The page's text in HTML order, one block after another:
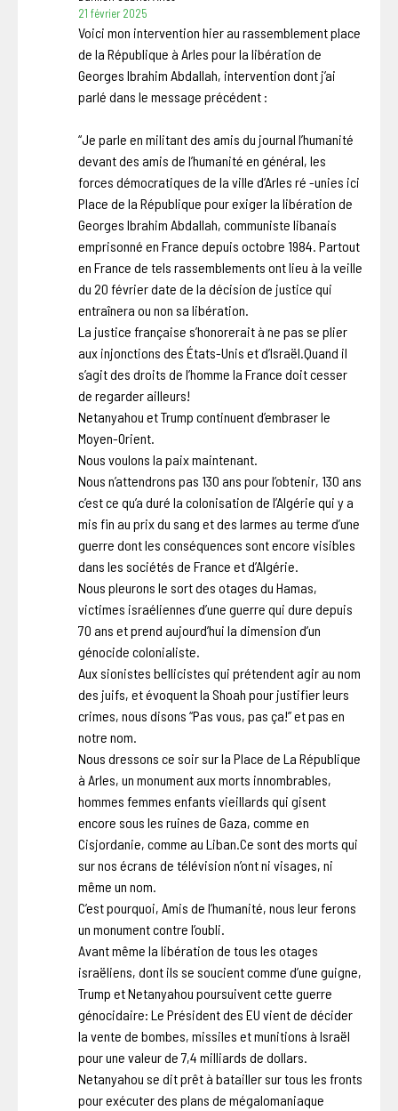
21 février 2025
Voici mon intervention hier au rassemblement place
de la République à Arles pour la libération de
Georges Ibrahim Abdallah, intervention dont j’ai
parlé dans le message précédent :
“Je parle en militant des amis du journal l’humanité
devant des amis de l’humanité en général, les
forces démocratiques de la ville d’Arles ré -unies ici
Place de la République pour exiger la libération de
Georges Ibrahim Abdallah, communiste libanais
emprisonné en France depuis octobre 1984. Partout
en France de tels rassemblements ont lieu à la veille
du 20 février date de la décision de justice qui
entraînera ou non sa libération.
La justice française s’honorerait à ne pas se plier
aux injonctions des États-Unis et d’Israël.Quand il
s’agit des droits de l’homme la France doit cesser
de regarder ailleurs!
Netanyahou et Trump continuent d’embraser le
Moyen-Orient.
Nous voulons la paix maintenant.
Nous n’attendrons pas 130 ans pour l’obtenir, 130 ans
c’est ce qu’a duré la colonisation de l’Algérie qui y a
mis fin au prix du sang et des larmes au terme d’une
guerre dont les conséquences sont encore visibles
dans les sociétés de France et d’Algérie.
Nous pleurons le sort des otages du Hamas,
victimes israéliennes d’une guerre qui dure depuis
70 ans et prend aujourd’hui la dimension d’un
génocide colonialiste.
Aux sionistes bellicistes qui prétendent agir au nom
des juifs, et évoquent la Shoah pour justifier leurs
crimes, nous disons “Pas vous, pas ça!” et pas en
notre nom.
Nous dressons ce soir sur la Place de La République
à Arles, un monument aux morts innombrables,
hommes femmes enfants vieillards qui gisent
encore sous les ruines de Gaza, comme en
Cisjordanie, comme au Liban.Ce sont des morts qui
sur nos écrans de télévision n’ont ni visages, ni
même un nom.
C’est pourquoi, Amis de l’humanité, nous leur ferons
un monument contre l’oubli.
Avant même la libération de tous les otages
israëliens, dont ils se soucient comme d’une guigne,
Trump et Netanyahou poursuivent cette guerre
génocidaire: Le Président des EU vient de décider
la vente de bombes, missiles et munitions à Israël
pour une valeur de 7,4 milliards de dollars.
Netanyahou se dit prêt à batailler sur tous les fronts
pour exécuter des plans de mégalomaniaque